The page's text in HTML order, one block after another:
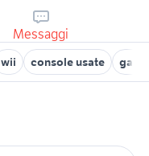
Messaggi
wii console usate